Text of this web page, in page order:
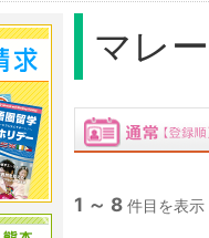
マレ
1 ～ 8 件目を表示